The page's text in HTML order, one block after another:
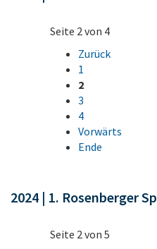
Seite 2 von 4
Zurück
1
2
3
4
Vorwärts
Ende
2024 | 1. Rosenberger
Seite 2 von 5